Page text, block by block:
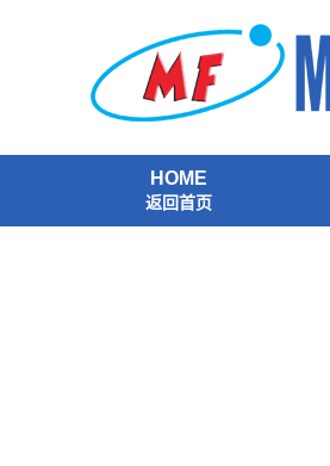
HOME
返回首页